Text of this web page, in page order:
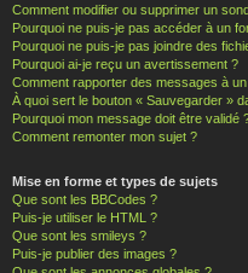
Comment modifier ou supprimer un
Pourquoi ne puis-je pas accéder à un
Pourquoi ne puis-je pas joindre des
Pourquoi ai-je reçu un avertissement ?
Comment rapporter des messages à
À quoi sert le bouton « Sauvegarder »
Pourquoi mon message doit être validé
Comment remonter mon sujet ?
Mise en forme et types de sujets
Que sont les BBCodes ?
Puis-je utiliser le HTML ?
Que sont les smileys ?
Puis-je publier des images ?